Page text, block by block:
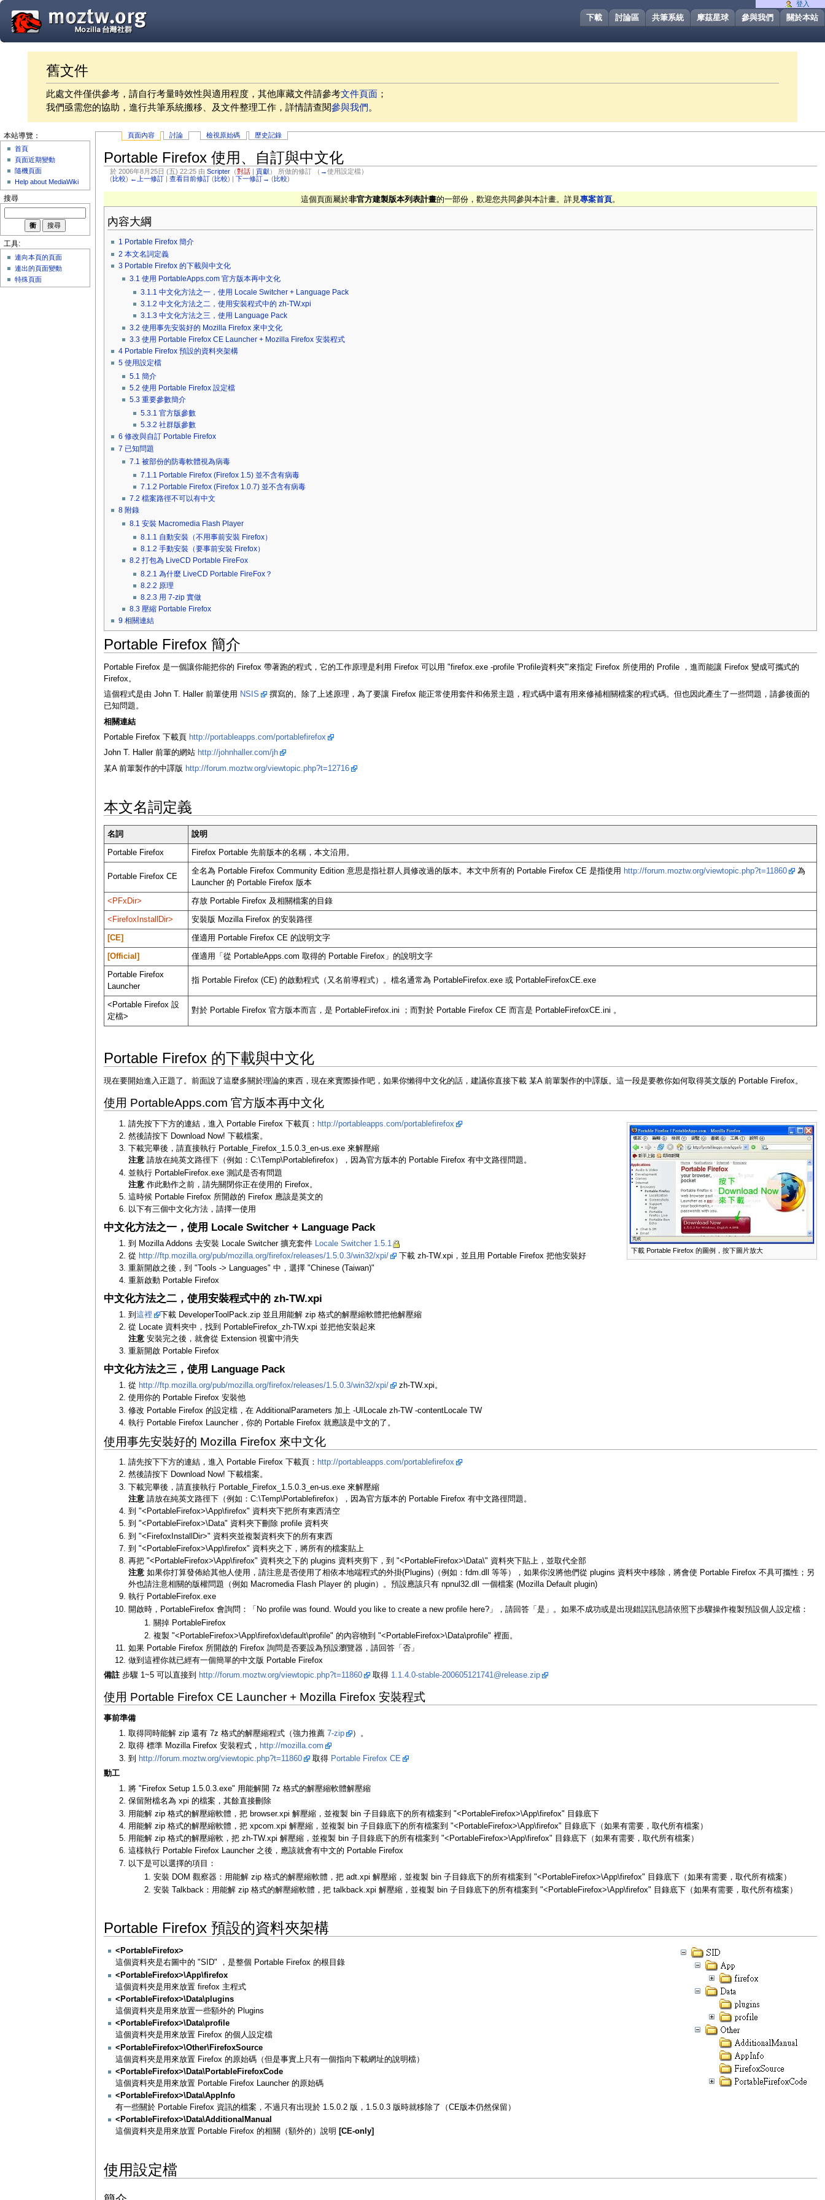
關於本站
參與我們
摩茲星球
共筆系統
討論區
下載
舊文件
此處文件僅供參考，請自行考量時效性與適用程度，其他庫藏文件請參考文件頁面 ；
我們亟需您的協助，進行共筆系統搬移、及文件整理工作，詳情請查閱參與我們。
頁面內容 討論 檢視原始碼 歷史記錄
Portable Firefox 使用、自訂與中文化
於 2006年8月25日 (五) 22:25 由Scripter （對話 |貢獻） 所做的修訂 （ →使用設定檔）
(比較) ←上一修訂 |查看目前修訂 (比較) |下一修訂→ (比較)
這個頁面屬於非官方建製版本列表計畫的一部份，歡迎您共同參與本計畫。詳見 專案首頁。
內容大綱
1 Portable Firefox 簡介
2 本文名詞定義
3 Portable Firefox 的下載與中文化
3.1 使用 PortableApps.com 官方版本再中文化
3.1.1 中文化方法之一，使用 Locale Switcher + Language Pack
3.1.2 中文化方法之二，使用安裝程式中的 zh-TW.xpi
3.1.3 中文化方法之三，使用 Language Pack
3.2 使用事先安裝好的 Mozilla Firefox 來中文化
3.3 使用 Portable Firefox CE Launcher + Mozilla Firefox 安裝程式
4 Portable Firefox 預設的資料夾架構
5 使用設定檔
5.1 簡介
5.2 使用 Portable Firefox 設定檔
5.3 重要參數簡介
5.3.1 官方版參數
5.3.2 社群版參數
6 修改與自訂 Portable Firefox
7 已知問題
7.1 被部份的防毒軟體視為病毒
7.1.1 Portable Firefox (Firefox 1.5) 並不含有病毒
7.1.2 Portable Firefox (Firefox 1.0.7) 並不含有病毒
7.2 檔案路徑不可以有中文
8 附錄
8.1 安裝 Macromedia Flash Player
8.1.1 自動安裝（不用事前安裝 Firefox）
8.1.2 手動安裝（要事前安裝 Firefox）
8.2 打包為 LiveCD Portable FireFox
8.2.1 為什麼 LiveCD Portable FireFox？
8.2.2 原理
8.2.3 用 7-zip 實做
8.3 壓縮 Portable Firefox
9 相關連結
Portable Firefox 簡介
Portable Firefox 是一個讓你能把你的 Firefox 帶著跑的程式，它的工作原理是利用 Firefox 可以用 "firefox.exe -profile 'Profile資料夾'"來指定 Firefox 所使用的 Profile ，進而能讓 Firefox 變成可攜式的
Firefox。
這個程式是由 John T. Haller 前輩使用 NSIS
撰寫的。除了上述原理，為了要讓 Firefox 能正常使用套件和佈景主題，程式碼中還有用來修補相關檔案的程式碼。但也因此產生了一些問題，請參後面的
已知問題。
相關連結
Portable Firefox 下載頁 http://portableapps.com/portablefirefox
John T. Haller 前輩的網站 http://johnhaller.com/jh
某A 前輩製作的中譯版 http://forum.moztw.org/viewtopic.php?t=12716
本文名詞定義
名詞 說明
Portable Firefox Firefox Portable 先前版本的名稱，本文沿用。
Portable Firefox CE
全名為 Portable Firefox Community Edition 意思是指社群人員修改過的版本。本文中所有的 Portable Firefox CE 是指使用 http://forum.moztw.org/viewtopic.php?t=11860
為
Launcher 的 Portable Firefox 版本
<PFxDir> 存放 Portable Firefox 及相關檔案的目錄
<FirefoxInstallDir> 安裝版 Mozilla Firefox 的安裝路徑
[CE] 僅適用 Portable Firefox CE 的說明文字
[Official] 僅適用「從 PortableApps.com 取得的 Portable Firefox」的說明文字
Portable Firefox
Launcher
指 Portable Firefox (CE) 的啟動程式（又名前導程式）。檔名通常為 PortableFirefox.exe 或 PortableFirefoxCE.exe
<Portable Firefox 設
定檔>
對於 Portable Firefox 官方版本而言，是 PortableFirefox.ini ；而對於 Portable Firefox CE 而言是 PortableFirefoxCE.ini 。
Portable Firefox 的下載與中文化
現在要開始進入正題了。前面說了這麼多關於理論的東西，現在來實際操作吧，如果你懶得中文化的話，建議你直接下載 某A 前輩製作的中譯版。這一段是要教你如何取得英文版的 Portable Firefox。
使用 PortableApps.com 官方版本再中文化
下載 Portable Firefox 的圖例，按下圖片放大
請先按下下方的連結，進入 Portable Firefox 下載頁： http://portableapps.com/portablefirefox
然後請按下 Download Now! 下載檔案。
下載完畢後，請直接執行 Portable_Firefox_1.5.0.3_en-us.exe 來解壓縮
注意 請放在純英文路徑下（例如：C:\Temp\Portablefirefox），因為官方版本的 Portable Firefox 有中文路徑問題。
並執行 PortableFirefox.exe 測試是否有問題
注意 作此動作之前，請先關閉你正在使用的 Firefox。
這時候 Portable Firefox 所開啟的 Firefox 應該是英文的
以下有三個中文化方法，請擇一使用
中文化方法之一，使用 Locale Switcher + Language Pack
到 Mozilla Addons 去安裝 Locale Switcher 擴充套件
Locale Switcher 1.5.1
從 http://ftp.mozilla.org/pub/mozilla.org/firefox/releases/1.5.0.3/win32/xpi/
下載 zh-TW.xpi，並且用 Portable Firefox 把他安裝好
重新開啟之後，到 "Tools -> Languages" 中，選擇 "Chinese (Taiwan)"
重新啟動 Portable Firefox
中文化方法之二，使用安裝程式中的 zh-TW.xpi
到這裡
下載 DeveloperToolPack.zip 並且用能解 zip 格式的解壓縮軟體把他解壓縮
從 Locate 資料夾中，找到 PortableFirefox_zh-TW.xpi 並把他安裝起來
注意 安裝完之後，就會從 Extension 視窗中消失
重新開啟 Portable Firefox
中文化方法之三，使用 Language Pack
從 http://ftp.mozilla.org/pub/mozilla.org/firefox/releases/1.5.0.3/win32/xpi/
zh-TW.xpi。
使用你的 Portable Firefox 安裝他
修改 Portable Firefox 的設定檔，在 AdditionalParameters 加上 -UILocale zh-TW -contentLocale TW
執行 Portable Firefox Launcher，你的 Portable Firefox 就應該是中文的了。
使用事先安裝好的 Mozilla Firefox 來中文化
請先按下下方的連結，進入 Portable Firefox 下載頁： http://portableapps.com/portablefirefox
然後請按下 Download Now! 下載檔案。
下載完畢後，請直接執行 Portable_Firefox_1.5.0.3_en-us.exe 來解壓縮
注意 請放在純英文路徑下（例如：C:\Temp\Portablefirefox），因為官方版本的 Portable Firefox 有中文路徑問題。
到 "<PortableFirefox>\App\firefox" 資料夾下把所有東西清空
到 "<PortableFirefox>\Data" 資料夾下刪除 profile 資料夾
到 "<FirefoxInstallDir>" 資料夾並複製資料夾下的所有東西
到 "<PortableFirefox>\App\firefox" 資料夾之下，將所有的檔案貼上
再把 "<PortableFirefox>\App\firefox" 資料夾之下的 plugins 資料夾剪下，到 "<PortableFirefox>\Data\" 資料夾下貼上，並取代全部
注意 如果你打算發佈給其他人使用，請注意是否使用了相依本地端程式的外掛(Plugins)（例如：fdm.dll 等等），如果你沒將他們從 plugins 資料夾中移除，將會使 Portable Firefox 不具可攜性；另
外也請注意相關的版權問題（例如 Macromedia Flash Player 的 plugin）。預設應該只有 npnul32.dll 一個檔案 (Mozilla Default plugin)
執行 PortableFirefox.exe
開啟時，PortableFirefox 會詢問：「No profile was found. Would you like to create a new profile here?」，請回答「是」。如果不成功或是出現錯誤訊息請依照下步驟操作複製預設個人設定檔：
關掉 PortableFirefox
複製 "<PortableFirefox>\App\firefox\default\profile" 的內容物到 "<PortableFirefox>\Data\profile" 裡面。
如果 Portable Firefox 所開啟的 Firefox 詢問是否要設為預設瀏覽器，請回答「否」
做到這裡你就已經有一個簡單的中文版 Portable Firefox
備註步驟 1~5 可以直接到 http://forum.moztw.org/viewtopic.php?t=11860 取得 1.1.4.0-stable-200605121741@release.zip
使用 Portable Firefox CE Launcher + Mozilla Firefox 安裝程式
事前準備
取得同時能解 zip 還有 7z 格式的解壓縮程式（強力推薦 7-zip
）。
取得 標準 Mozilla Firefox 安裝程式， http://mozilla.com
到
http://forum.moztw.org/viewtopic.php?t=11860 取得 Portable Firefox CE
動工
將 "Firefox Setup 1.5.0.3.exe" 用能解開 7z 格式的解壓縮軟體解壓縮
保留附檔名為 xpi 的檔案，其餘直接刪除
用能解 zip 格式的解壓縮軟體，把 browser.xpi 解壓縮，並複製 bin 子目錄底下的所有檔案到 "<PortableFirefox>\App\firefox" 目錄底下
用能解 zip 格式的解壓縮軟體，把 xpcom.xpi 解壓縮，並複製 bin 子目錄底下的所有檔案到 "<PortableFirefox>\App\firefox" 目錄底下（如果有需要，取代所有檔案）
用能解 zip 格式的解壓縮軟，把 zh-TW.xpi 解壓縮，並複製 bin 子目錄底下的所有檔案到 "<PortableFirefox>\App\firefox" 目錄底下（如果有需要，取代所有檔案）
這樣執行 Portable Firefox Launcher 之後，應該就會有中文的 Portable Firefox
以下是可以選擇的項目：
安裝 DOM 觀察器：用能解 zip 格式的解壓縮軟體，把 adt.xpi 解壓縮，並複製 bin 子目錄底下的所有檔案到 "<PortableFirefox>\App\firefox" 目錄底下（如果有需要，取代所有檔案）
安裝 Talkback：用能解 zip 格式的解壓縮軟體，把 talkback.xpi 解壓縮，並複製 bin 子目錄底下的所有檔案到 "<PortableFirefox>\App\firefox" 目錄底下（如果有需要，取代所有檔案）
Portable Firefox 預設的資料夾架構
<PortableFirefox>
這個資料夾是右圖中的 "SID" ，是整個 Portable Firefox 的根目錄
<PortableFirefox>\App\firefox
這個資料夾是用來放置 firefox 主程式
<PortableFirefox>\Data\plugins
這個資料夾是用來放置一些額外的 Plugins
<PortableFirefox>\Data\profile
這個資料夾是用來放置 Firefox 的個人設定檔
<PortableFirefox>\Other\FirefoxSource
這個資料夾是用來放置 Firefox 的原始碼（但是事實上只有一個指向下載網址的說明檔）
<PortableFirefox>\Data\PortableFirefoxCode
這個資料夾是用來放置 Portable Firefox Launcher 的原始碼
<PortableFirefox>\Data\AppInfo
有一些關於 Portable Firefox 資訊的檔案，不過只有出現於 1.5.0.2 版，1.5.0.3 版時就移除了（CE版本仍然保留）
<PortableFirefox>\Data\AdditionalManual
這個資料夾是用來放置 Portable Firefox 的相關（額外的）說明 [CE-only]
使用設定檔
登入
本站導覽：
首頁
頁面近期變動
隨機頁面
Help about MediaWiki
搜尋
工具:
連向本頁的頁面
連出的頁面變動
特殊頁面